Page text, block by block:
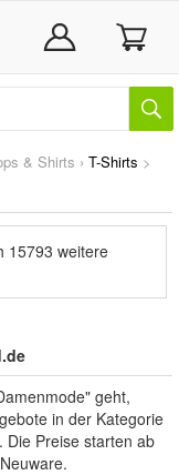
& Shirts › T-Shirts >
15793 weitere
geht,
in der Kategorie
Die Preise starten ab